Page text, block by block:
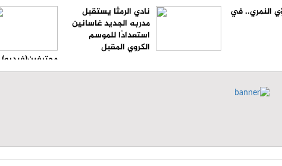
النمري.. في
نادي الرمثا يستقبل
مدربه الجديد غاسانين
استعدادًا للموسم
الكروي المقبل
محترفين(فيديو)